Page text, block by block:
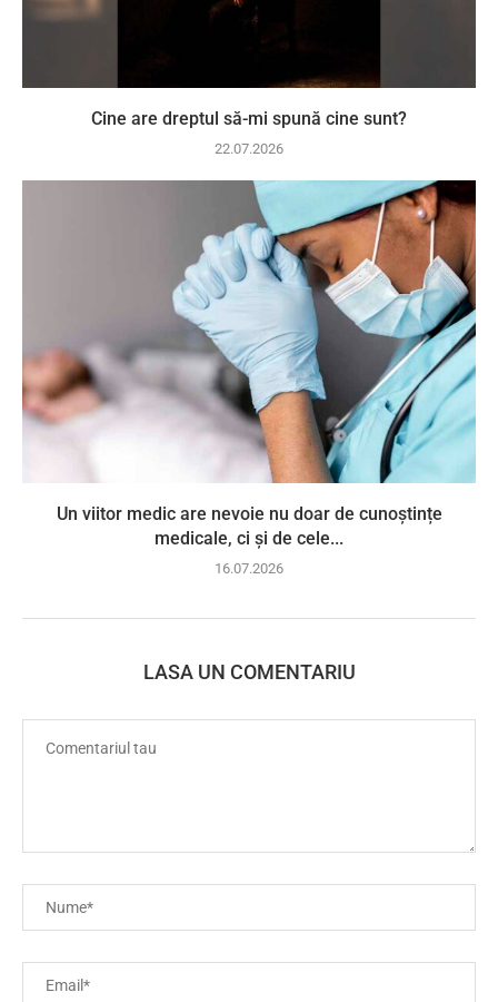
Cine are dreptul să-mi spună cine sunt?
22.07.2026
Un viitor medic are nevoie nu doar de cunoștințe
medicale, ci și de cele...
16.07.2026
LASA UN COMENTARIU